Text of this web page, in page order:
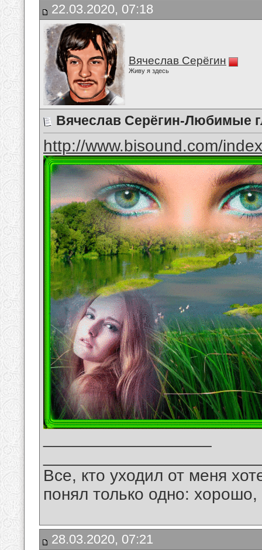
22.03.2020, 07:18
Вячеслав Серёгин
Живу я здесь
Вячеслав Серёгин-Любимые
http://www.bisound.com/
Все, кто уходил от меня
понял только одно:
28.03.2020, 07:21